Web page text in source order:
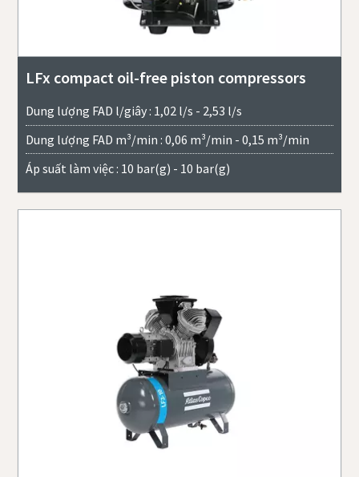
LFx compact oil-free piston compressors
Dung lượng FAD l/giây : 1,02 l/s - 2,53 l/s
Dung lượng FAD m³/min : 0,06 m³/min - 0,15 m³/min
Áp suất làm việc : 10 bar(g) - 10 bar(g)